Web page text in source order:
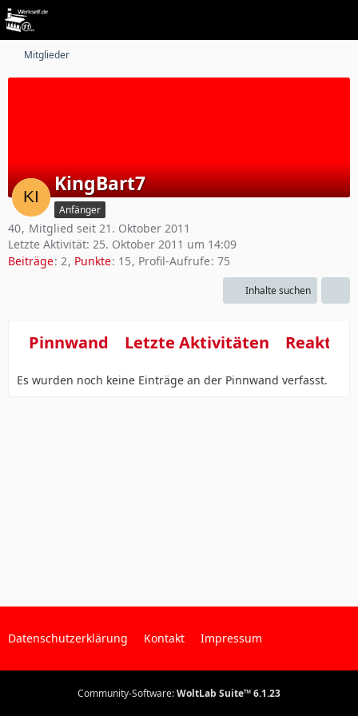
Mitglieder
KingBart7
Anfänger
40 Mitglied seit 21. Oktober 2011
Letzte Aktivität: 25. Oktober 2011 um 14:09
Beiträge 2 Punkte 15 Profil-Aufrufe 75
Inhalte suchen
Pinnwand Letzte Aktivitäten
Es wurden noch keine Einträge an der Pinnwand verfasst.
Datenschutzerklärung Kontakt Impressum
Community-Software:WoltLab Suite™ 6.1.23